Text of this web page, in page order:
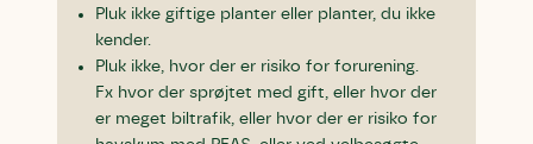
Pluk ikke giftige planter eller planter, du ikke
kender.
Pluk ikke, hvor der er risiko for forurening.
Fx hvor der sprøjtet med gift, eller hvor der
er meget biltrafik, eller hvor der er risiko for